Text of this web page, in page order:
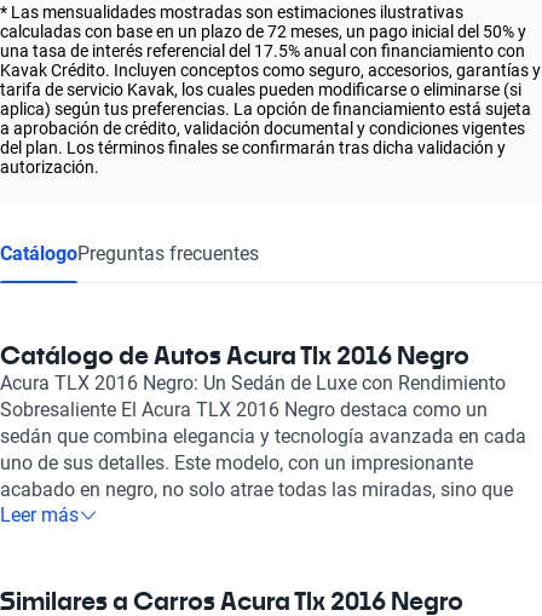
* Las mensualidades mostradas son estimaciones ilustrativas
calculadas con base en un plazo de 72 meses, un pago inicial del 50% y
una tasa de interés referencial del 17.5% anual con financiamiento con
Kavak Crédito. Incluyen conceptos como seguro, accesorios, garantías y
tarifa de servicio Kavak, los cuales pueden modificarse o eliminarse (si
aplica) según tus preferencias. La opción de financiamiento está sujeta
a aprobación de crédito, validación documental y condiciones vigentes
del plan. Los términos finales se confirmarán tras dicha validación y
autorización.
CatálogoPreguntas frecuentes
Catálogo de Autos Acura Tlx 2016 Negro
Acura TLX 2016 Negro: Un Sedán de Luxe con Rendimiento
Sobresaliente El Acura TLX 2016 Negro destaca como un
sedán que combina elegancia y tecnología avanzada en cada
uno de sus detalles. Este modelo, con un impresionante
acabado en negro, no solo atrae todas las miradas, sino que
también demuestra ser una opción altamente competitiva en
para hasta cinco pasajeros, asegurando que cada viaje sea
Leer más
Similares a Carros Acura Tlx 2016 Negro